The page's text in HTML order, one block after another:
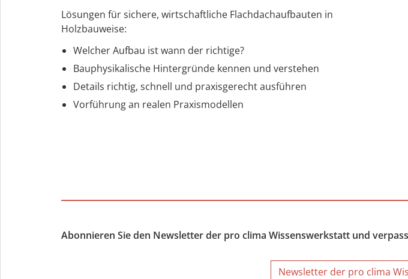
Lösungen für sichere, wirtschaftliche Flachdachaufbauten in
Holzbauweise:
Welcher Aufbau ist wann der richtige?
Bauphysikalische Hintergründe kennen und verstehen
Details richtig, schnell und praxisgerecht ausführen
Vorführung an realen Praxismodellen
Abonnieren Sie den Newsletter der pro clima Wissenswerkstatt und
Newsletter der pro clima